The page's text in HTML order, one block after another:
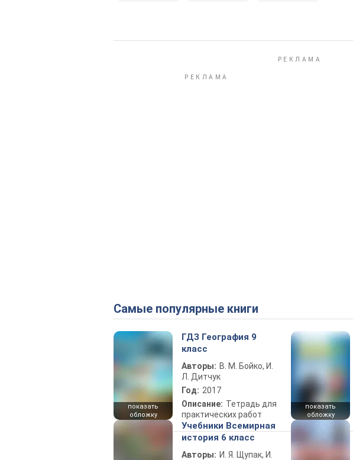
Самые популярные книги
показать
обложку
ГДЗ География 9
класс
Авторы: В. М. Бойко, И.
Л. Дитчук
Год: 2017
Описание: Тетрадь для
практических работ
показать
обложку
Учебники Всемирная
история 6 класс
Авторы: И. Я. Щупак, И.